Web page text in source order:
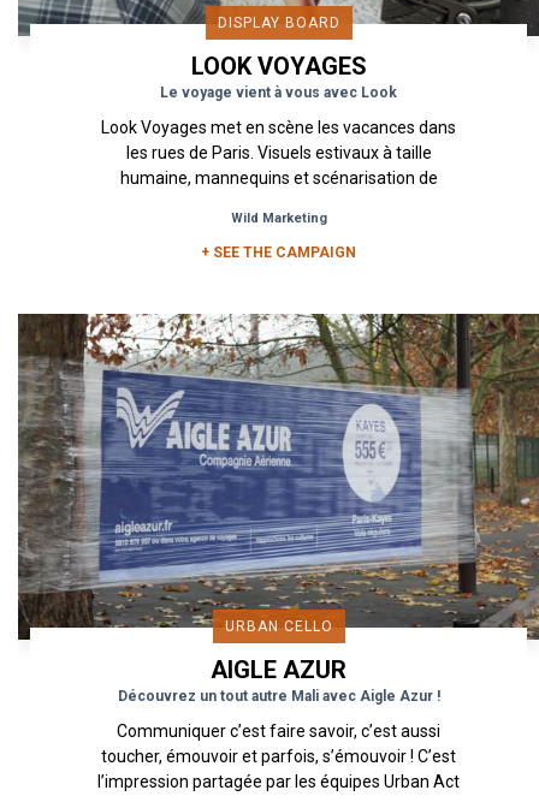
DISPLAY BOARD
LOOK VOYAGES
Le voyage vient à vous avec Look
Look Voyages met en scène les vacances dans
les rues de Paris. Visuels estivaux à taille
humaine, mannequins et scénarisation de
Wild Marketing
+ SEE THE CAMPAIGN
URBAN CELLO
AIGLE AZUR
Découvrez un tout autre Mali avec Aigle Azur !
Communiquer c’est faire savoir, c’est aussi
toucher, émouvoir et parfois, s’émouvoir ! C’est
l’impression partagée par les équipes Urban Act